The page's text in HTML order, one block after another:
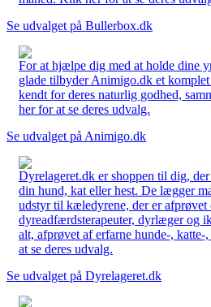
Se udvalget på Bullerbox.dk
For at hjælpe dig med at holde dine
glade tilbyder Animigo.dk et
kendt for deres naturlig godhed,
her for at se deres udvalg.
Se udvalget på Animigo.dk
Dyrelageret.dk er shoppen til dig,
din hund, kat eller hest. De lægger
udstyr til kæledyrene, der er afprøvet
dyreadfærdsterapeuter, dyrlæger og
alt, afprøvet af erfarne hunde-,
at se deres udvalg.
Se udvalget på Dyrelageret.dk